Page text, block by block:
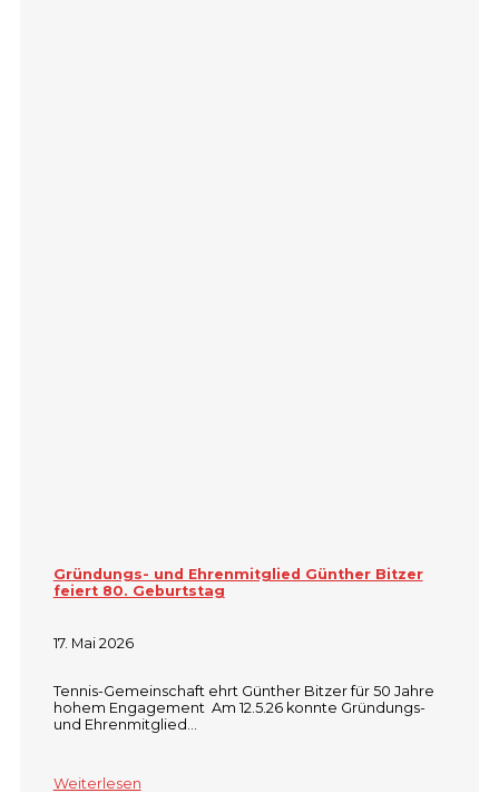
Gründungs- und Ehrenmitglied Günther Bitzer
feiert 80. Geburtstag
17. Mai 2026
Tennis-Gemeinschaft ehrt Günther Bitzer für 50 Jahre
hohem Engagement Am 12.5.26 konnte Gründungs-
und Ehrenmitglied…
Weiterlesen